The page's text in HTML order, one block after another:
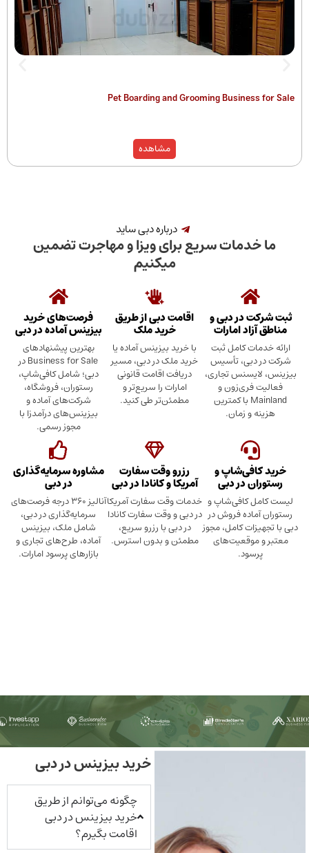
Pet Boarding and Grooming
درباره دبی ساید
سریع برای ویزا و مهاجرت تضمین
در دبی و
امارات
کامل ثبت
تأسیس
تجاری،
و
Mainland با کمترین
اقامت دبی از طریق
خرید ملک
با خرید بیزینس آماده یا
خرید ملک در دبی، مسیر
دریافت اقامت قانونی
امارات را سریع‌تر و
مطمئن‌تر طی کنید.
فرصت‌های خرید
بیزینس آماده در دبی
بهترین پیشنهادهای
Business for Sale در
دبی؛ شامل کافی‌شاپ،
رستوران، فروشگاه،
شرکت‌های آماده و
بیزینس‌های درآمدزا با
و
در دبی
و
فروش در
کامل، مجوز
رزرو وقت سفارت
آمریکا و کانادا در دبی
خدمات وقت سفارت آمریکا
در دبی و وقت سفارت کانادا
در دبی با رزرو سریع،
مطمئن و بدون استرس.
مشاوره سرمایه‌گذاری
در دبی
آنالیز ۳۶۰ درجه فرصت‌های
سرمایه‌گذاری در دبی،
شامل ملک، بیزینس
آماده، طرح‌های تجاری و
بازارهای پرسود امارات.
خرید بیزینس در دبی
چگونه می‌توانم از طریق
خرید بیزینس در دبی
اقامت بگیرم؟